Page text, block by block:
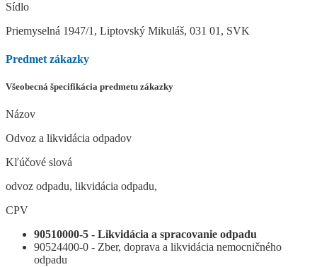
Sídlo
Priemyselná 1947/1, Liptovský Mikuláš, 031 01, SVK
Predmet zákazky
Všeobecná špecifikácia predmetu zákazky
Názov
Odvoz a likvidácia odpadov
Kľúčové slová
odvoz odpadu, likvidácia odpadu,
CPV
90510000-5 - Likvidácia a spracovanie odpadu
90524400-0 - Zber, doprava a likvidácia nemocničného
odpadu